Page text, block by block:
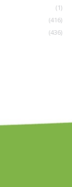
(1)
(416)
(436)